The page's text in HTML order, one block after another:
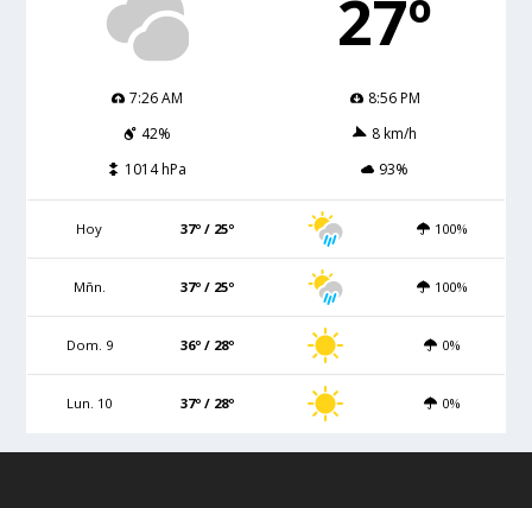
27º
7:26 AM
8:56 PM
42%
8 km/h
1014 hPa
93%
Hoy 37º / 25º 100%
Mñn. 37º / 25º 100%
Dom. 9 36º / 28º 0%
Lun. 10 37º / 28º 0%